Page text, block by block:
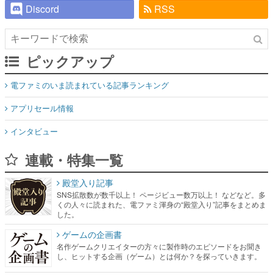
Discord
RSS
ピックアップ
電ファミのいま読まれている記事ランキング
アプリセール情報
インタビュー
連載・特集一覧
殿堂入り記事
SNS拡散数が数千以上！ ページビュー数万以上！ などなど。多
くの人々に読まれた、電ファミ渾身の“殿堂入り”記事をまとめま
した。
ゲームの企画書
名作ゲームクリエイターの方々に製作時のエピソードをお聞き
し、ヒットする企画（ゲーム）とは何か？を探っていきます。